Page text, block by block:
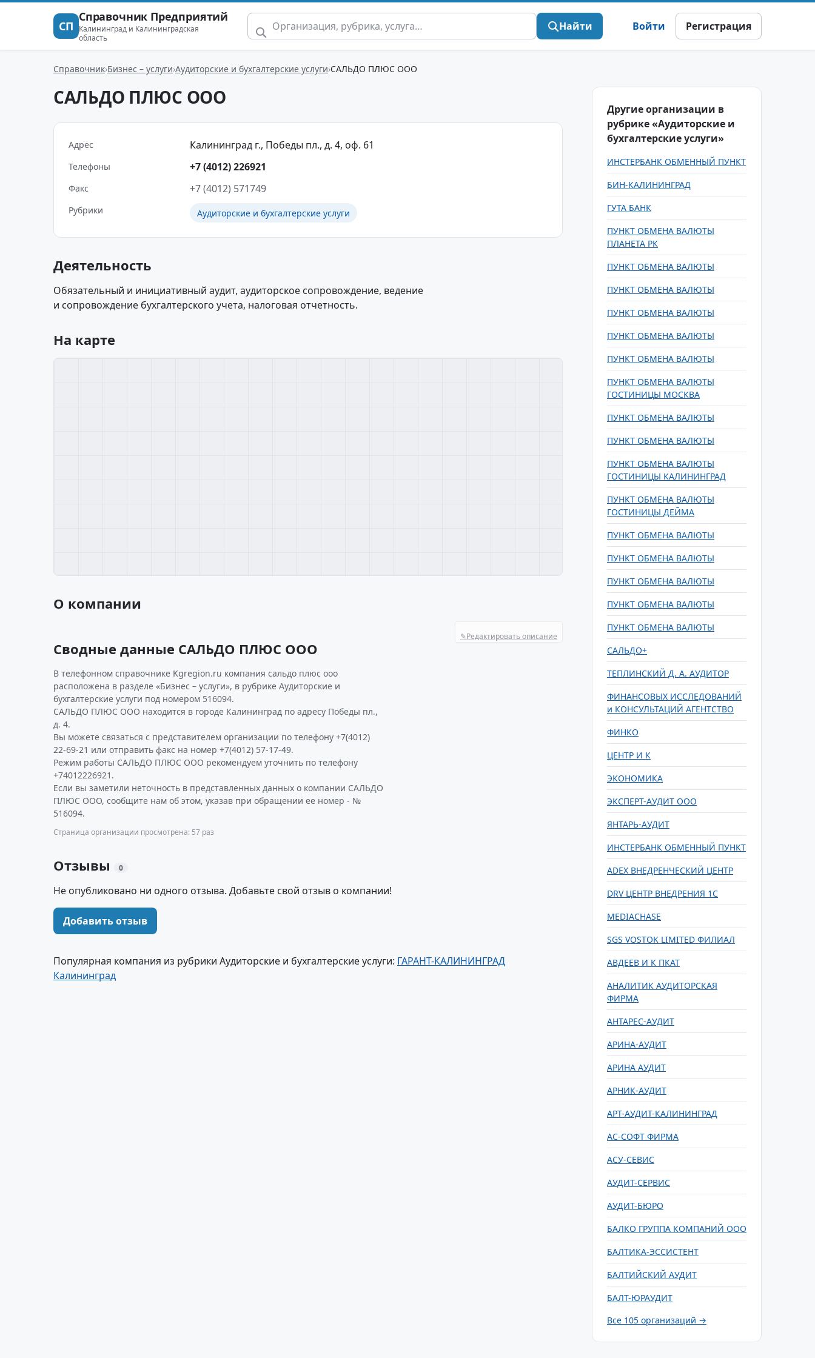
СП
Справочник Предприятий
Калининград и Калининградская
область
Найти Войти Регистрация
Справочник Бизнес – услуги Аудиторские и бухгалтерские услуги САЛЬДО ПЛЮС ООО
САЛЬДО ПЛЮС ООО
Адрес Калининград г., Победы пл., д. 4, оф. 61
Телефоны +7 (4012) 226921
Факс +7 (4012) 571749
Рубрики Аудиторские и бухгалтерские услуги
Деятельность
Обязательный и инициативный аудит, аудиторское сопровождение, ведение
и сопровождение бухгалтерского учета, налоговая отчетность.
На карте
О компании
✎Редактировать описание
Сводные данные САЛЬДО ПЛЮС ООО
В телефонном справочнике Kgregion.ru компания сальдо плюс ооо
расположена в разделе «Бизнес – услуги», в рубрике Аудиторские и
бухгалтерские услуги под номером 516094.
САЛЬДО ПЛЮС ООО находится в городе Калининград по адресу Победы пл.,
д. 4.
Вы можете связаться с представителем организации по телефону +7(4012)
22-69-21 или отправить факс на номер +7(4012) 57-17-49.
Режим работы САЛЬДО ПЛЮС ООО рекомендуем уточнить по телефону
+74012226921.
Если вы заметили неточность в представленных данных о компании САЛЬДО
ПЛЮС ООО, сообщите нам об этом, указав при обращении ее номер - №
516094.
Страница организации просмотрена: 57 раз
Отзывы 0
Не опубликовано ни одного отзыва. Добавьте свой отзыв о компании!
Добавить отзыв
Популярная компания из рубрики Аудиторские и бухгалтерские услуги: ГАРАНТ-КАЛИНИНГРАД
Калининград
Другие организации в
рубрике «Аудиторские и
бухгалтерские услуги»
ИНСТЕРБАНК ОБМЕННЫЙ ПУНКТ
БИН-КАЛИНИНГРАД
ГУТА БАНК
ПУНКТ ОБМЕНА ВАЛЮТЫ
ПЛАНЕТА РК
ПУНКТ ОБМЕНА ВАЛЮТЫ
ПУНКТ ОБМЕНА ВАЛЮТЫ
ПУНКТ ОБМЕНА ВАЛЮТЫ
ПУНКТ ОБМЕНА ВАЛЮТЫ
ПУНКТ ОБМЕНА ВАЛЮТЫ
ПУНКТ ОБМЕНА ВАЛЮТЫ
ГОСТИНИЦЫ МОСКВА
ПУНКТ ОБМЕНА ВАЛЮТЫ
ПУНКТ ОБМЕНА ВАЛЮТЫ
ПУНКТ ОБМЕНА ВАЛЮТЫ
ГОСТИНИЦЫ КАЛИНИНГРАД
ПУНКТ ОБМЕНА ВАЛЮТЫ
ГОСТИНИЦЫ ДЕЙМА
ПУНКТ ОБМЕНА ВАЛЮТЫ
ПУНКТ ОБМЕНА ВАЛЮТЫ
ПУНКТ ОБМЕНА ВАЛЮТЫ
ПУНКТ ОБМЕНА ВАЛЮТЫ
ПУНКТ ОБМЕНА ВАЛЮТЫ
САЛЬДО+
ТЕПЛИНСКИЙ Д. А. АУДИТОР
ФИНАНСОВЫХ ИССЛЕДОВАНИЙ
и КОНСУЛЬТАЦИЙ АГЕНТСТВО
ФИНКО
ЦЕНТР И К
ЭКОНОМИКА
ЭКСПЕРТ-АУДИТ ООО
ЯНТАРЬ-АУДИТ
ИНСТЕРБАНК ОБМЕННЫЙ ПУНКТ
ADEX ВНЕДРЕНЧЕСКИЙ ЦЕНТР
DRV ЦЕНТР ВНЕДРЕНИЯ 1С
MEDIACHASE
SGS VOSTOK LIMITED ФИЛИАЛ
АВДЕЕВ И К ПКАТ
АНАЛИТИК АУДИТОРСКАЯ
ФИРМА
АНТАРЕС-АУДИТ
АРИНА-АУДИТ
АРИНА АУДИТ
АРНИК-АУДИТ
АРТ-АУДИТ-КАЛИНИНГРАД
АС-СОФТ ФИРМА
АСУ-СЕВИС
АУДИТ-СЕРВИС
АУДИТ-БЮРО
БАЛКО ГРУППА КОМПАНИЙ ООО
БАЛТИКА-ЭССИСТЕНТ
БАЛТИЙСКИЙ АУДИТ
БАЛТ-ЮРАУДИТ
Все 105 организаций →